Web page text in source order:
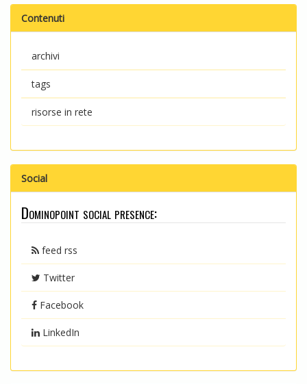
Contenuti
archivi
tags
risorse in rete
Social
Dominopoint social presence:
feed rss
Twitter
Facebook
LinkedIn